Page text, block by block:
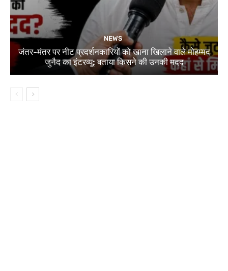
NEWS
जंतर-मंतर पर नीट प्रदर्शनकारियों को खाना खिलाने वाले मोहम्मद
जुनैद का इंटरव्यू: बताया किसने की उनकी मदद